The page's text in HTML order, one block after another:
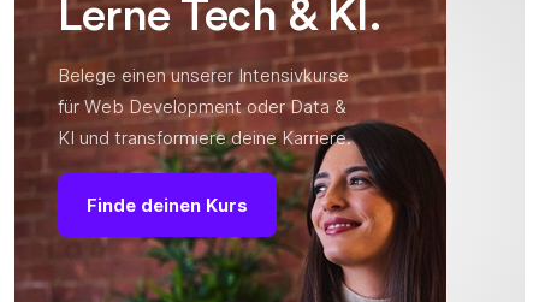
Lerne Tech & KI.
Belege einen unserer Intensivkurse
für Web Development oder Data &
KI und transformiere deine Karriere.
Finde deinen Kurs